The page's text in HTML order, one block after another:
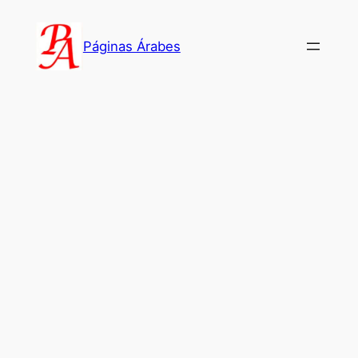
contenido
Páginas Árabes